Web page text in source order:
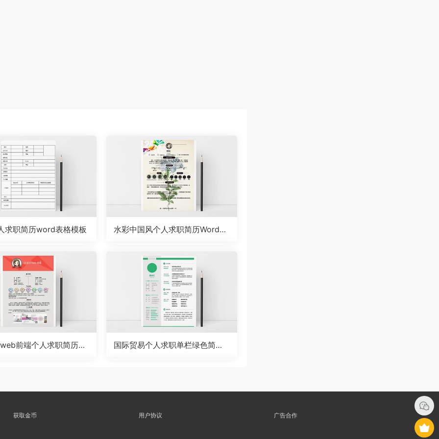
求职简历word表格模板
水彩中国风个人求职简历Word模
前端个人求职简历w
国际贸易个人求职单栏绿色简历
获取金币 用户协议 广告合作